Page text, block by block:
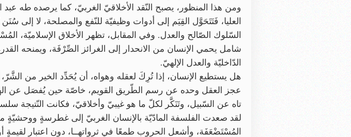
ومن هذا المنظور، يصبح النّقد الأخلاقيّ الغربيّ، كما يرصده طه عبد
العليا، فَتَتَحَوَّل القِيَم إلى أدوات وظيفيّة للنّفع والمصلحة، لا إلى
السّلوك الصّالح والعدل. وفي المقابل، تظهر الأخلاق الإسلاميّة،
شامل يحمي الإنسان من الانحدار إلى الغرائز الصِّرْفَة، ويمنحه
الدّاخليّة والعدل الإلهيّ.
هل يستطيع الإنسان، إذا تُرِكَ لعقله وهواه، أن يُحَدِّد الخير من الشَّرّ،
عجز العقل وحده عن رسم الطّريق القويم، خاصّة حين يُفصَل عن
تاه عن السّبيل، وتَنَكَّر لكلّ ما هو غيبيّ وأخلاقيّ، فكانت النّتيجة
لقد صعدت الفلسفة المادّيّة بالإنسان الغربيّ إلى غطرسةٍ ووحشيّةٍ
المُسْتَضْعَفَة، وأشعل الحروب طمعًا في ثرواتهــا، دون اعتبار